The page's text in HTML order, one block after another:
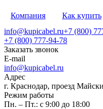
Компания Как купить
info@kupicabel.ru+7 (800)
+7 (800) 777-94-78
Заказать звонок
E-mail
info@kupicabel.ru
Адрес
г. Краснодар, проезд
Режим работы
Пн. – Пт.: с 9:00 до 18:00